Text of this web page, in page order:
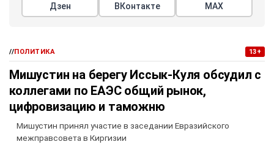
Дзен ВКонтакте МАХ
//ПОЛИТИКА 13+
Мишустин на берегу Иссык-Куля обсудил с
коллегами по ЕАЭС общий рынок,
цифровизацию и таможню
Мишустин принял участие в заседании Евразийского
межправсовета в Киргизии